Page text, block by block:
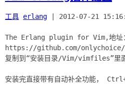
工具 erlang 2012-07-21
The Erlang plugin for Vim,地址
https://github.com/onlychoice/
复制到“安装目录/Vim/vimfiles”里面
安装完直接带有自动补全功能，